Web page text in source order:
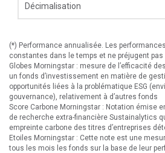
Décimalisation
(*) Performance annualisée. Les
constantes dans le temps et ne préjugent
Globes Morningstar : mesure de l’efficacité
un fonds d’investissement en matière de
opportunités liées à la problématique ESG
gouvernance), relativement à d’autres fonds
Score Carbone Morningstar : Notation émise
de recherche extra-financière Sustainalytics
empreinte carbone des titres d’entreprises
Etoiles Morningstar : Cette note est une
tous les mois les fonds sur la base de leur